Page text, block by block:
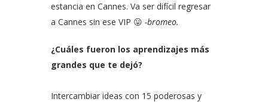
estancia en Cannes. Va ser difícil regresar
a Cannes sin ese VIP 😛 -bromeo.
¿Cuáles fueron los aprendizajes más
grandes que te dejó?
Intercambiar ideas con 15 poderosas y